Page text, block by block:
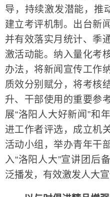
导，持续激发潜能，推
建立考评机制。出台新
并有效落实月统计、季
激活动能。纳入量化考
办法，将新闻宣传工作
质效分别赋分，将考核
升、干部使用的重要参
展“洛阳人大好新闻”和
进工作者评选，成立机
活动小组，举办青年干
入“洛阳人大”宣讲团后
泛播发，有效激发人大宣